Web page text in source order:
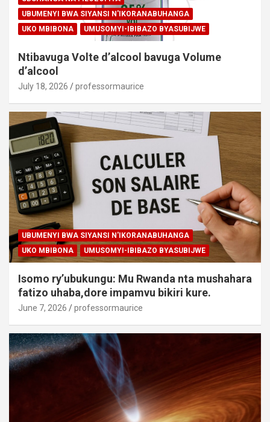
UBUMENYI BWA SIYANSI N'IKORANABUHANGA
UKO MBIBONA
UMUSOMYI-IBIBAZO BYASUBIJWE
Ntibavuga Volte d’alcool bavuga Volume
d’alcool
July 18, 2026 professormaurice
UBUMENYI BWA SIYANSI N'IKORANABUHANGA
UKO MBIBONA
UMUSOMYI-IBIBAZO BYASUBIJWE
Isomo ry’ubukungu: Mu Rwanda nta mushahara
fatizo uhaba,dore impamvu bikiri kure.
June 7, 2026 professormaurice